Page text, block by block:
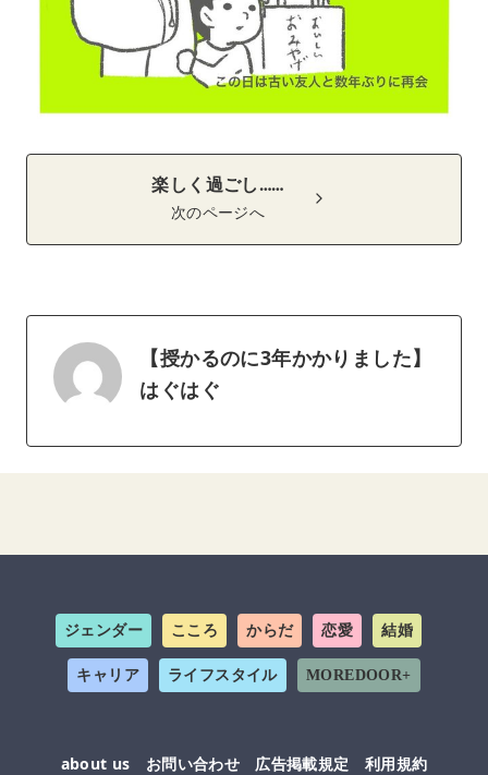
楽しく過ごし……
次のページへ
【授かるのに3年かかりました】
はぐはぐ
ジェンダー こころ からだ 恋愛 結婚
キャリア ライフスタイル MOREDOOR+
about us お問い合わせ 広告掲載規定 利用規約